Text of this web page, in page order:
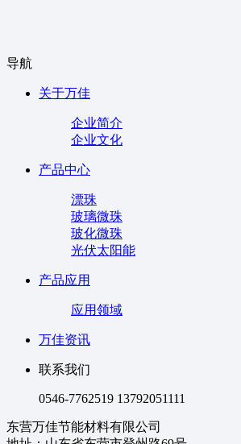
导航
关于万佳
企业简介
企业文化
产品中心
漂珠
玻璃微珠
玻化微珠
光伏太阳能
产品应用
应用领域
万佳资讯
联系我们
0546-7762519 13792051111
东营万佳节能材料有限公司